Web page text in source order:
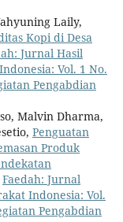
Laily,
Kopi di Desa
Jurnal Hasil
Vol. 1 No.
Pengabdian
Malvin Dharma,
Penguatan
Produk
Faedah: Jurnal
Indonesia: Vol.
Pengabdian